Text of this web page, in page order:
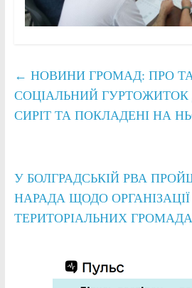
← НОВИНИ ГРОМАД: ПРО
СОЦІАЛЬНИЙ ГУРТОЖИТОК
СИРІТ ТА ПОКЛАДЕНІ НА
У БОЛГРАДСЬКІЙ РВА
НАРАДА ЩОДО
ТЕРИТОРІАЛЬНИХ